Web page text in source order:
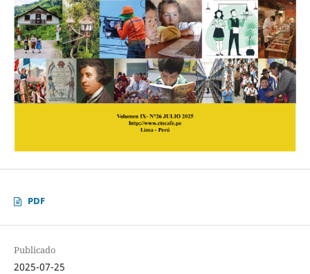
PDF
Publicado
2025-07-25